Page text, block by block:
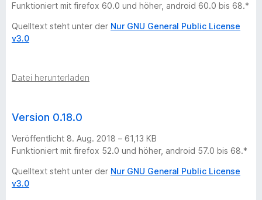
Funktioniert mit firefox 60.0 und höher, android 60.0 bis 68.*
Quelltext steht unter der Nur GNU General Public License
v3.0
Datei herunterladen
Version 0.18.0
Veröffentlicht 8. Aug. 2018 – 61,13 KB
Funktioniert mit firefox 52.0 und höher, android 57.0 bis 68.*
Quelltext steht unter der Nur GNU General Public License
v3.0